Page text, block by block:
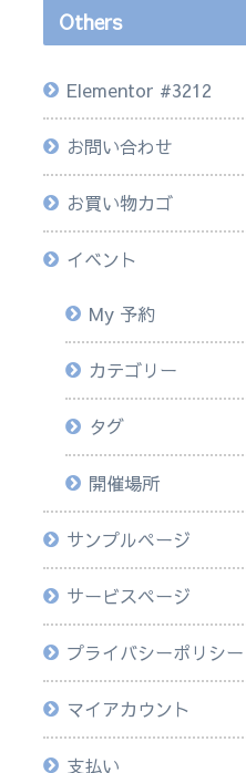
Others
Elementor #3212
お問い合わせ
お買い物カゴ
イベント
My 予約
カテゴリー
タグ
開催場所
サンプルページ
サービスページ
プライバシーポリシー
マイアカウント
支払い